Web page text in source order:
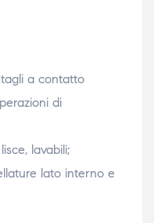
a contatto
di
lavabili;
lato interno e